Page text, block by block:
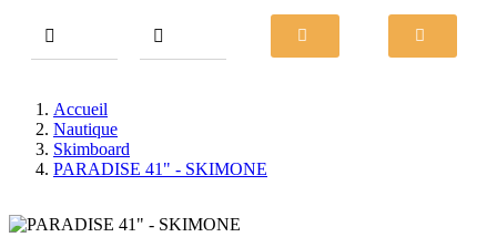
Accueil
Nautique
Skimboard
PARADISE 41" - SKIMONE